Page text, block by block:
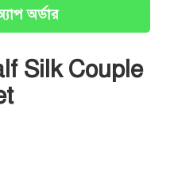
অর্ডার
Silk Couple